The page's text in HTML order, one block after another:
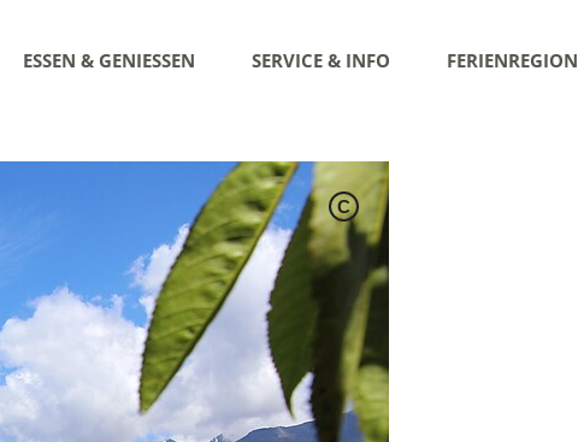
ESSEN & GENIESSEN SERVICE & INFO FERIENREGION